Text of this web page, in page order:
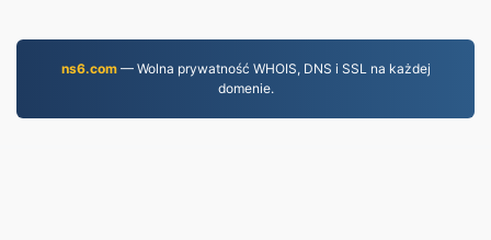
ns6.com— Wolna prywatność WHOIS, DNS i SSL na każdej
domenie.